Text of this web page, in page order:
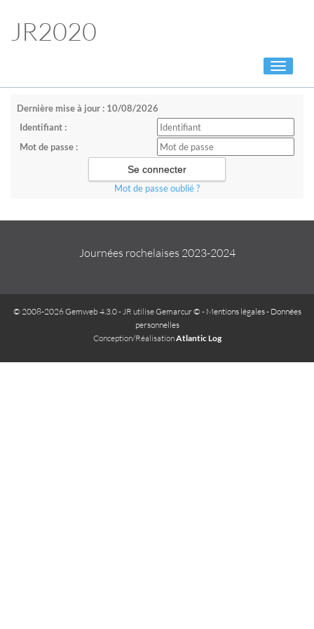
JR2020
Toggle
Dernière mise à jour : 10/08/2026
Identifiant :
Mot de passe :
Mot de passe oublié ?
Journées rochelaises 2023-2024
© 2008-2026 Gemweb 4.3.0- JR utiliseGemarcur © - Mentions légales- Données
personnelles
Conception/RéalisationAtlantic Log